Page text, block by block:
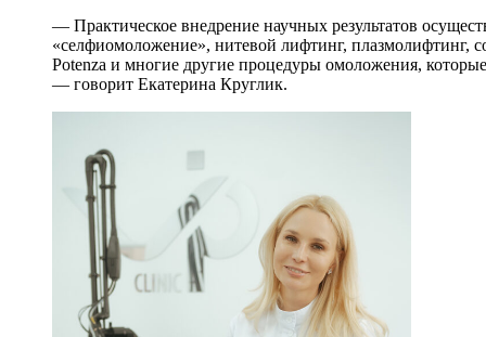
— Практическое внедрение научных результатов
«селфиомоложение», нитевой лифтинг, плазмолифтинг,
Potenza и многие другие процедуры омоложения,
— говорит Екатерина Круглик.